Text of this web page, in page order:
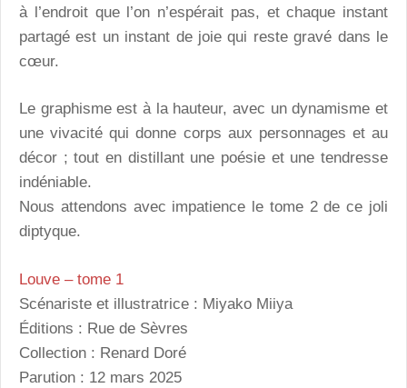
à l’endroit que l’on n’espérait pas, et chaque instant
partagé est un instant de joie qui reste gravé dans le
cœur.
Le graphisme est à la hauteur, avec un dynamisme et
une vivacité qui donne corps aux personnages et au
décor ; tout en distillant une poésie et une tendresse
indéniable.
Nous attendons avec impatience le tome 2 de ce joli
diptyque.
Louve – tome 1
Scénariste et illustratrice : Miyako Miiya
Éditions : Rue de Sèvres
Collection : Renard Doré
Parution : 12 mars 2025